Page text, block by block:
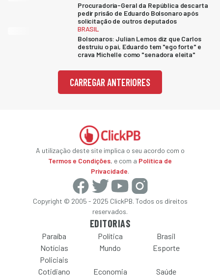
Procuradoria-Geral da República descarta
pedir prisão de Eduardo Bolsonaro após
solicitação de outros deputados
BRASIL
Bolsonaros: Julian Lemos diz que Carlos
destruiu o pai, Eduardo tem "ego forte" e
crava Michelle como "senadora eleita"
CARREGAR ANTERIORES
A utilização deste site implica o seu acordo com o
Termos e Condições, e com a Política de
Privacidade.
Copyright © 2005 - 2025 ClickPB. Todos os direitos
reservados.
EDITORIAS
Paraíba Política
Brasil
Notícias
Policiais
Mundo Esporte
Cotidiano Economia Saúde